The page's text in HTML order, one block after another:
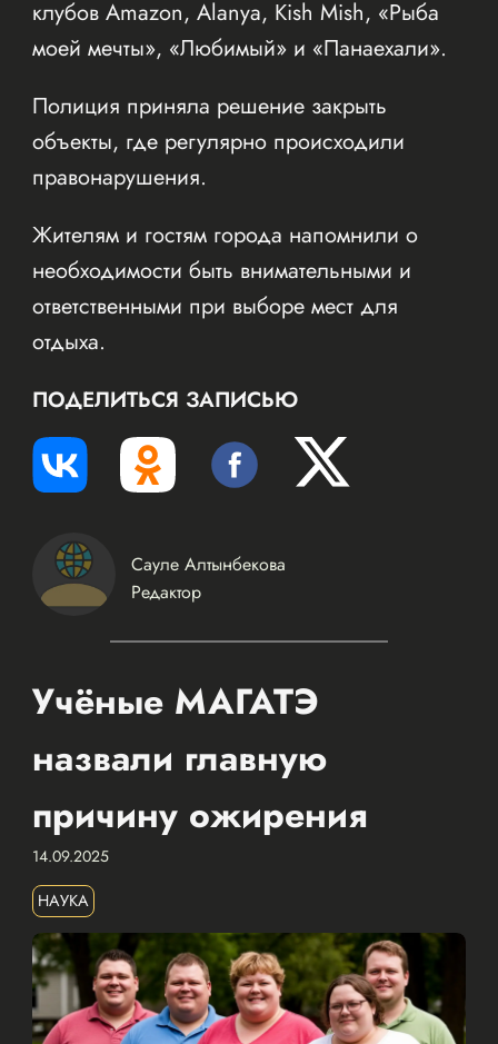
клубов Amazon, Alanya, Kish Mish, «Рыба
моей мечты», «Любимый» и «Панаехали».
Полиция приняла решение закрыть
объекты, где регулярно происходили
правонарушения.
Жителям и гостям города напомнили о
необходимости быть внимательными и
ответственными при выборе мест для
отдыха.
ПОДЕЛИТЬСЯ ЗАПИСЬЮ
Сауле Алтынбекова
Редактор
Учёные МАГАТЭ
назвали главную
причину ожирения
14.09.2025
НАУКА